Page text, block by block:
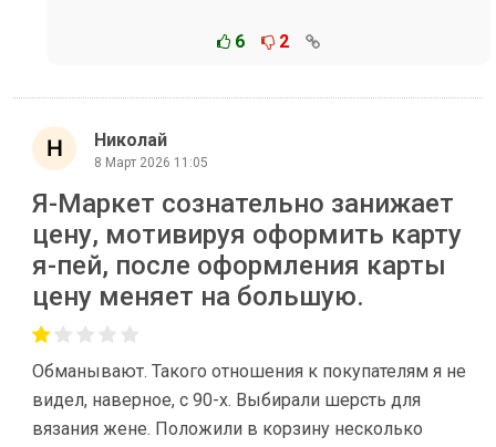
6 2
Николай
8 Март 2026 11:05
Я-Маркет сознательно занижает
цену, мотивируя оформить карту
я-пей, после оформления карты
цену меняет на большую.
Обманывают. Такого отношения к покупателям я не
видел, наверное, с 90-х. Выбирали шерсть для
вязания жене. Положили в корзину несколько